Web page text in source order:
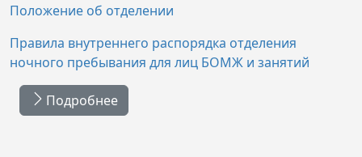
Положение об отделении
Правила внутреннего распорядка отделения
ночного пребывания для лиц БОМЖ и занятий
Подробнее